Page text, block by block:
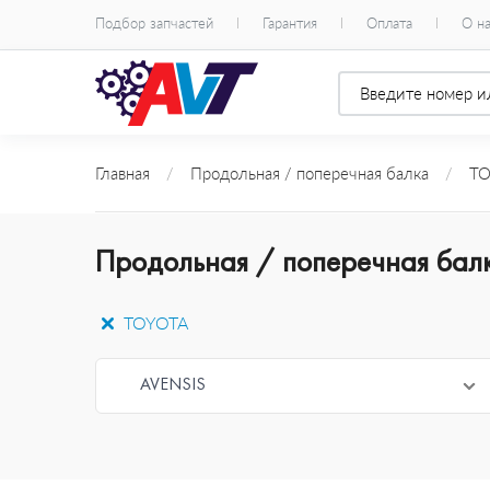
Подбор запчастей Гарантия Оплата О
Главная / Продольная / поперечная балка /
Продольная / поперечная
TOYOTA
AVENSIS